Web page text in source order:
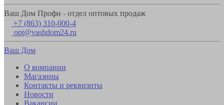
Ваш Дом Профи - отдел оптовых продаж
+7 (863) 310-000-4
opt@vashdom24.ru
Ваш Дом
О компании
Магазины
Контакты и реквизиты
Новости
Вакансии